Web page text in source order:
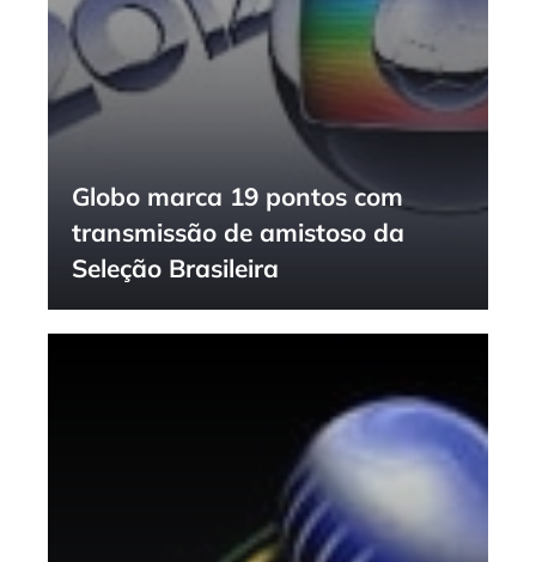
Globo marca 19 pontos com
transmissão de amistoso da
Seleção Brasileira